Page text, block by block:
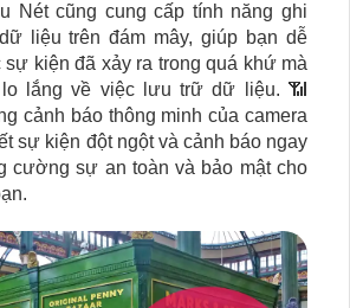
Nét cũng cung cấp tính năng ghi
liệu trên đám mây, giúp bạn dễ
kiện đã xảy ra trong quá khứ mà
lo lắng về việc lưu trữ dữ liệu. 📶
cảnh báo thông minh của camera
sự kiện đột ngột và cảnh báo ngay
cường sự an toàn và bảo mật cho